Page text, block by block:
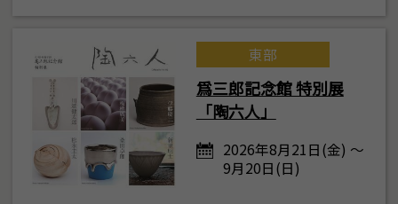
東部
爲三郎記念館 特別展
「陶六人」
2026年8月21日(金) ～
9月20日(日)